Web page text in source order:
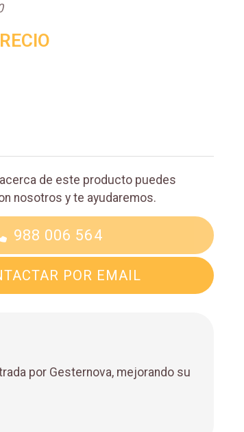
de este producto puedes
nosotros y te ayudaremos.
988 006 564
POR EMAIL
por Gesternova, mejorando su